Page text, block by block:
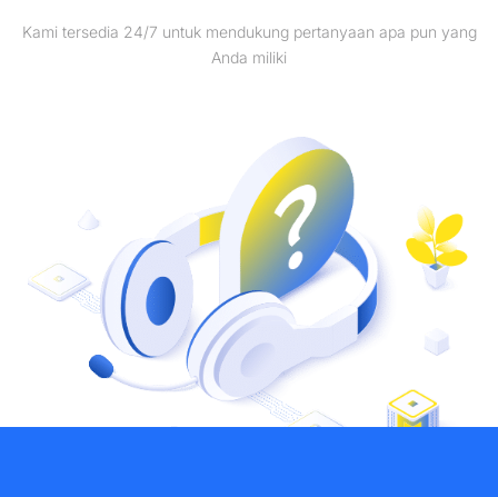
Kami tersedia 24/7 untuk mendukung pertanyaan apa pun yang
Anda miliki